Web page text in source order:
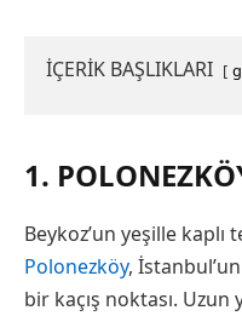
İÇERİK BAŞLIKLARI
1.
Beykoz’un yeşille kaplı
Polonezköy,
bir kaçış noktası.